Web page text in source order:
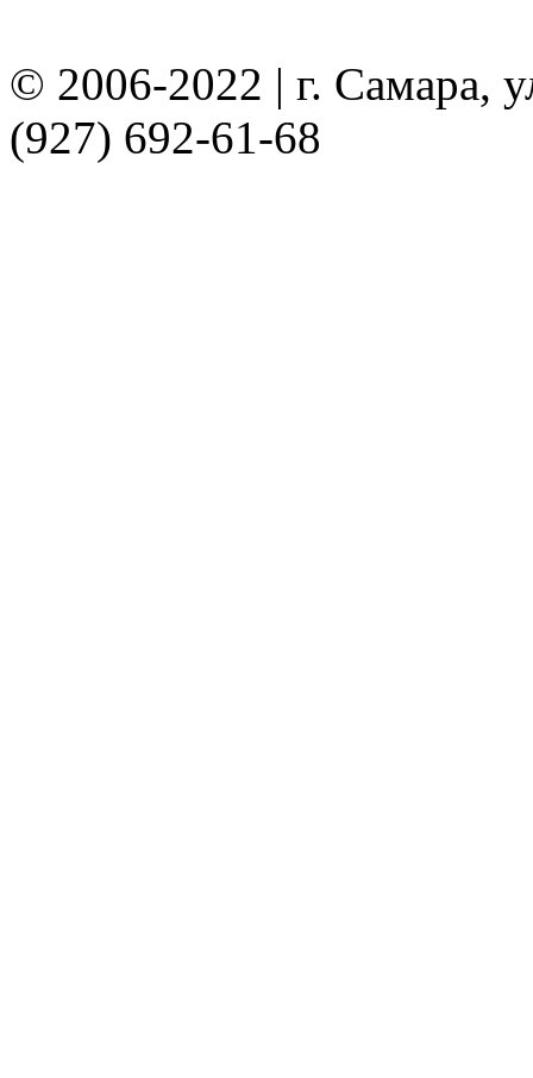
© 2006-2022 | г. Самара,
(927) 692-61-68